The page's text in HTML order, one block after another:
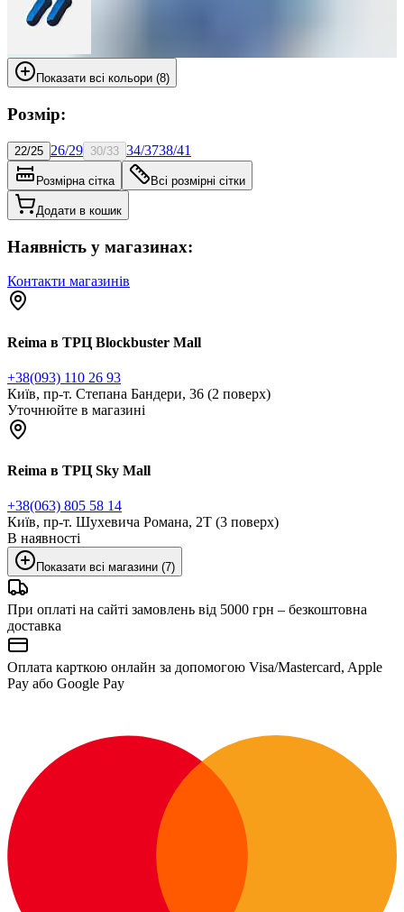
Показати всі кольори (8)
Розмір:
22/25 26/29 30/33 34/3738/41
Розмірна сітка Всі розмірні сітки
Додати в кошик
Наявність у магазинах:
Контакти магазинів
Reima в ТРЦ Blockbuster Mall
+38(093) 110 26 93
Київ, пр-т. Степана Бандери, 36 (2 поверх)
Уточнюйте в магазині
Reima в ТРЦ Sky Mall
+38(063) 805 58 14
Київ, пр-т. Шухевича Романа, 2Т (3 поверх)
В наявності
Показати всі магазини (7)
При оплаті на сайті замовлень від 5000 грн – безкоштовна
доставка
Оплата карткою онлайн за допомогою Visa/Mastercard, Apple
Pay або Google Pay